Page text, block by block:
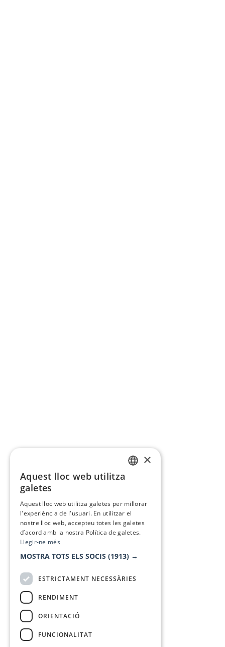
×
Aquest lloc web utilitza
galetes
Aquest lloc web utilitza galetes per millorar
l'experiència de l'usuari. En utilitzar el
nostre lloc web, accepteu totes les galetes
d’acord amb la nostra Política de galetes.
Llegir-ne més
MOSTRA TOTS ELS SOCIS (1913) →
ESTRICTAMENT NECESSÀRIES
RENDIMENT
ORIENTACIÓ
FUNCIONALITAT